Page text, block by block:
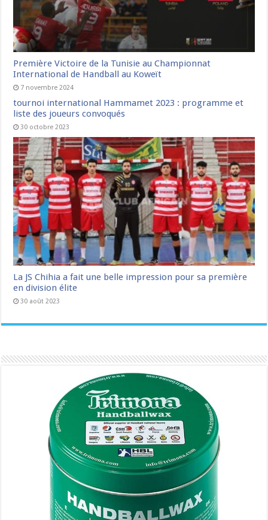
Première Victoire de la Tunisie au Championnat
International de Handball au Koweït
7 novembre 2024
tournoi international Hammamet 2023 : programme et
liste des joueurs convoqués
30 octobre 2023
La JS Chihia a fait une belle impression pour sa première
en division élite
30 août 2023